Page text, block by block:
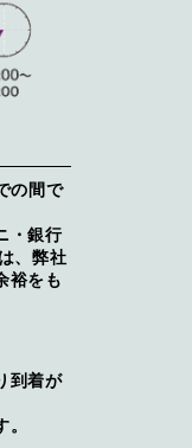
の間で
・銀行
、弊社
裕をも
到着が